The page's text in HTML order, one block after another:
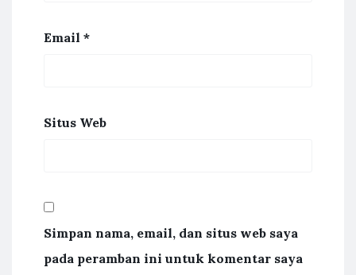
Email *
Situs Web
Simpan nama, email, dan situs web saya
pada peramban ini untuk komentar saya